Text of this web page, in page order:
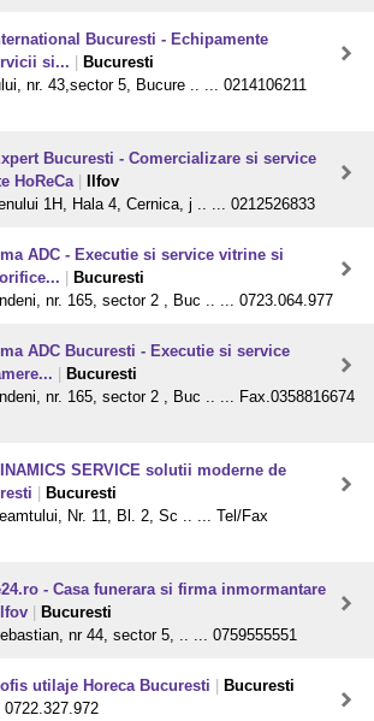
Bucuresti - Echipamente
si...
Bucuresti
nr. 43,sector 5, Bucure .. ... 0214106211
Bucuresti - Comercializare si service
HoReCa
Ilfov
1H, Hala 4, Cernica, j .. ... 0212526833
ADC - Executie si service vitrine si
Bucuresti
nr. 165, sector 2 , Buc .. ... 0723.064.977
ADC Bucuresti - Executie si service
Bucuresti
nr. 165, sector 2 , Buc .. ... Fax.0358816674
SERVICE solutii moderne de
Bucuresti
Nr. 11, Bl. 2, Sc .. ... Tel/Fax
- Casa funerara si firma inmormantare
Bucuresti
nr 44, sector 5, .. ... 0759555551
utilaje Horeca Bucuresti
Bucuresti